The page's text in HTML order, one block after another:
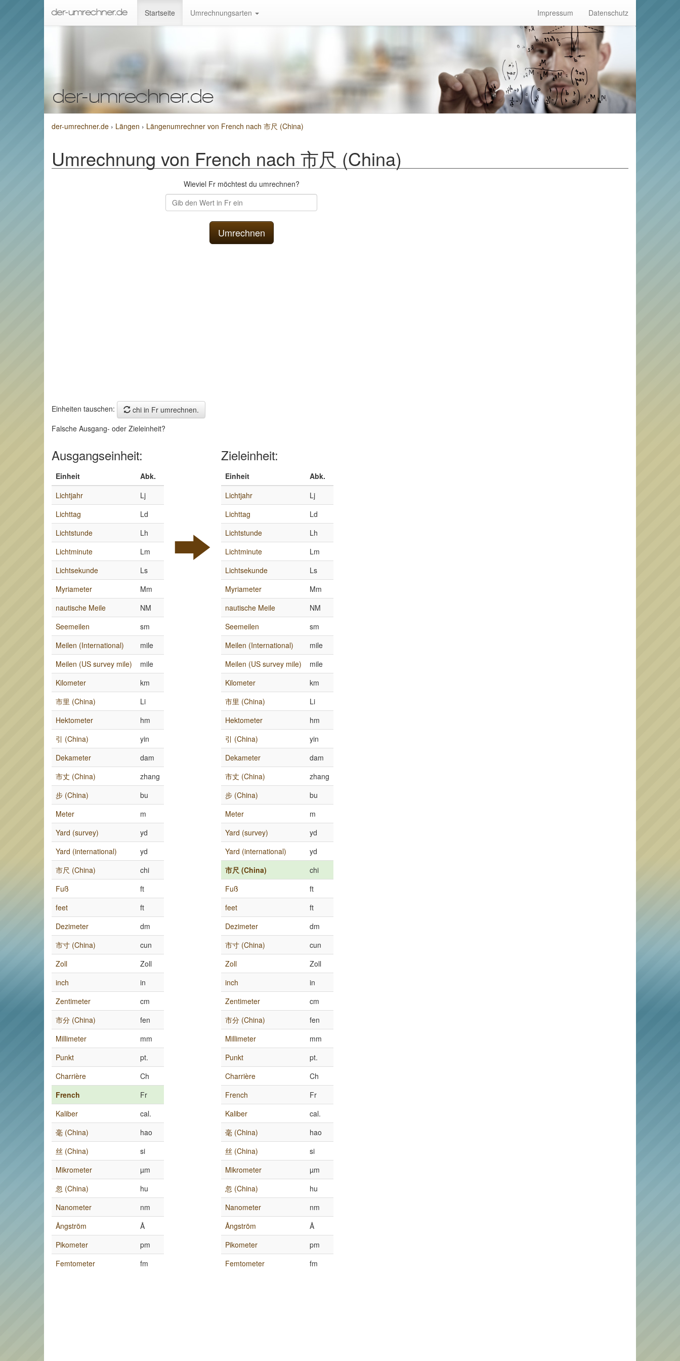
Startseite Umrechnungsarten Impressum Datenschutz
der-umrechner.de › Längen › Längenumrechner von French nach 市尺 (China)
Umrechnung von French nach 市尺 (China)
Wieviel Fr möchtest du umrechnen?
Einheiten tauschen:
chi in Fr umrechnen.
Falsche Ausgang- oder Zieleinheit?
Ausgangseinheit:
Einheit
Abk.
Lichtjahr
Lj
Lichttag
Ld
Lichtstunde
Lh
Lichtminute
Lm
Lichtsekunde
Ls
Myriameter
Mm
nautische Meile
NM
Seemeilen
sm
Meilen (International)
mile
Meilen (US survey mile)
mile
Kilometer
km
市里 (China)
Li
Hektometer
hm
引 (China)
yin
Dekameter
dam
市丈 (China)
zhang
步 (China)
bu
Meter
m
Yard (survey)
yd
Yard (international)
yd
市尺 (China)
chi
Fuß
ft
feet
ft
Dezimeter
dm
市寸 (China)
cun
Zoll
Zoll
inch
in
Zentimeter
cm
市分 (China)
fen
Millimeter
mm
Punkt
pt.
Charrière
Ch
French
Fr
Kaliber
cal.
毫 (China)
hao
丝 (China)
si
Mikrometer
µm
忽 (China)
hu
Nanometer
nm
Ångström
Å
Pikometer
pm
Femtometer
fm
Zieleinheit:
Einheit
Abk.
Lichtjahr
Lj
Lichttag
Ld
Lichtstunde
Lh
Lichtminute
Lm
Lichtsekunde
Ls
Myriameter
Mm
nautische Meile
NM
Seemeilen
sm
Meilen (International)
mile
Meilen (US survey mile)
mile
Kilometer
km
市里 (China)
Li
Hektometer
hm
引 (China)
yin
Dekameter
dam
市丈 (China)
zhang
步 (China)
bu
Meter
m
Yard (survey)
yd
Yard (international)
yd
市尺 (China)
chi
Fuß
ft
feet
ft
Dezimeter
dm
市寸 (China)
cun
Zoll
Zoll
inch
in
Zentimeter
cm
市分 (China)
fen
Millimeter
mm
Punkt
pt.
Charrière
Ch
French
Fr
Kaliber
cal.
毫 (China)
hao
丝 (China)
si
Mikrometer
µm
忽 (China)
hu
Nanometer
nm
Ångström
Å
Pikometer
pm
Femtometer
fm